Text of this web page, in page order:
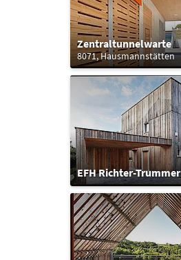
Zentraltunnelwarte
8071, Hausmannstätten
EFH Richter-Trummer